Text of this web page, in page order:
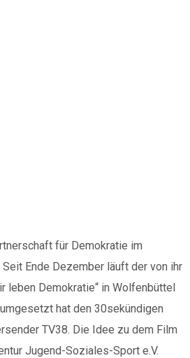
für Demokratie im
Ende Dezember läuft der von ihr
leben Demokratie“ in Wolfenbüttel
hat den 30sekündigen
TV38. Die Idee zu dem Film
Jugend-Soziales-Sport e.V.